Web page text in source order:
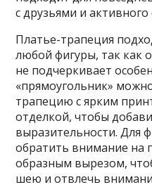
с друзьями и активного
Платье-трапеция
любой фигуры, так как
не подчеркивает
«прямоугольник»
трапецию с ярким
отделкой, чтобы
выразительности. Для
обратить внимание на
образным вырезом,
шею и отвлечь